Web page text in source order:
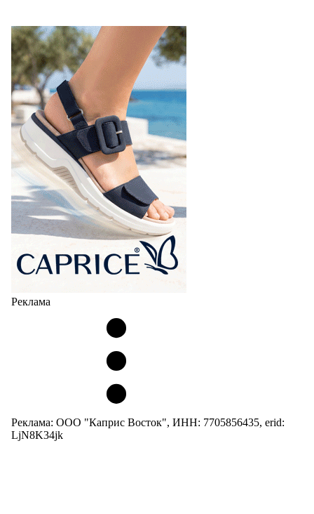
Реклама
Реклама: ООО "Каприс Восток", ИНН: 7705856435, erid:
LjN8K34jk